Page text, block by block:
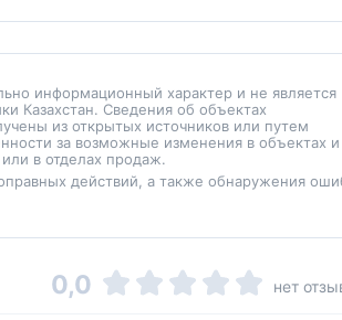
информационный характер и не является
Казахстан. Сведения об объектах
из открытых источников или путем
за возможные изменения в объектах и
в отделах продаж.
действий, а также обнаружения
0,0 нет